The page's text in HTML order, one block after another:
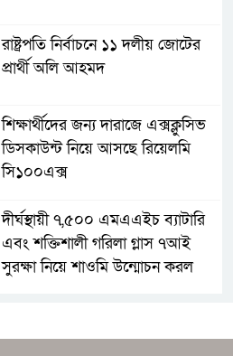
রাষ্ট্রপতি নির্বাচনে ১১ দলীয় জোটের
প্রার্থী অলি আহমদ
শিক্ষার্থীদের জন্য দারাজে এক্সক্লুসিভ
ডিসকাউন্ট নিয়ে আসছে রিয়েলমি
সি১০০এক্স
দীর্ঘস্থায়ী ৭,৫০০ এমএএইচ ব্যাটারি
এবং শক্তিশালী গরিলা গ্লাস ৭আই
সুরক্ষা নিয়ে শাওমি উন্মোচন করল
ধামরাইয়ে দেপাশাই চ্যাম্পিয়ন্স লীগ